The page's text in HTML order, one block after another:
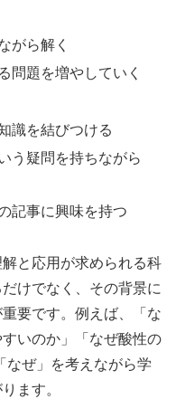
がら解く
問題を増やしていく
識を結びつける
う疑問を持ちながら
記事に興味を持つ
と応用が求められる科
けでなく、その背景に
要です。例えば、「な
いのか」「なぜ酸性の
なぜ」を考えながら学
ます。